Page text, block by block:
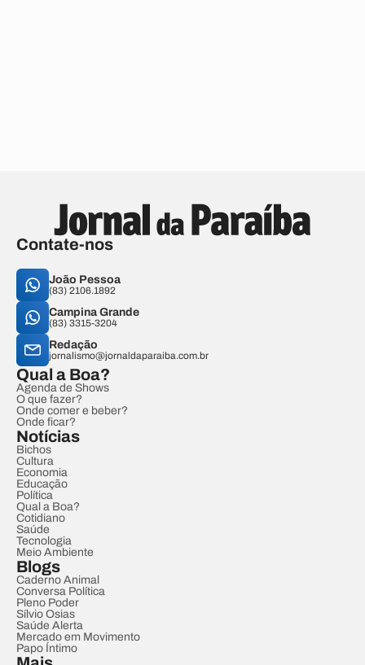
Contate-nos
João Pessoa
(83) 2106.1892
Campina Grande
(83) 3315-3204
Redação
jornalismo@jornaldaparaiba.com.br
Qual a Boa?
Agenda de Shows
O que fazer?
Onde comer e beber?
Onde ficar?
Notícias
Bichos
Cultura
Economia
Educação
Política
Qual a Boa?
Cotidiano
Saúde
Tecnologia
Meio Ambiente
Blogs
Caderno Animal
Conversa Política
Pleno Poder
Sílvio Osias
Saúde Alerta
Mercado em Movimento
Papo Íntimo